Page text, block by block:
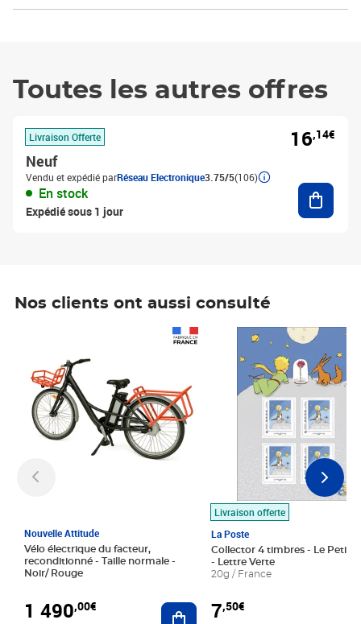
Toutes les autres offres
Livraison Offerte
Neuf
Vendu et expédié parRéseau Electronique3.75/5(106)
En stock
Expédié sous 1 jour
16,14€
Nos clients ont aussi consulté
Nouvelle Attitude
Vélo électrique du facteur,
reconditionné - Taille normale -
Noir/ Rouge
1 490,00€ Ajouter au panier
Livraison offerte
La Poste
Collector 4 timbres - Le Petit
- Lettre Verte
20g / France
7,50€
Prix 7,50€